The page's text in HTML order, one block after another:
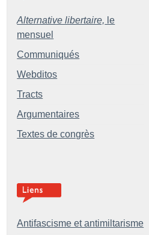
Alternative libertaire, le
mensuel
Communiqués
Webditos
Tracts
Argumentaires
Textes de congrès
Antifascisme et antimiltarisme